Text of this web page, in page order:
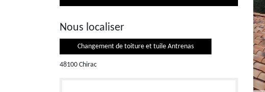
Nous localiser
Changement de toiture et tuile Antrenas
48100 Chirac